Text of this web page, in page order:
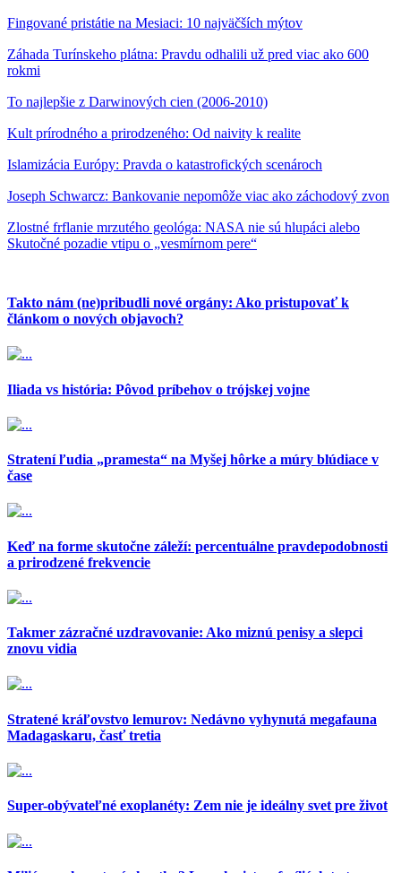
Fingované pristátie na Mesiaci: 10 najväčších mýtov
Záhada Turínskeho plátna: Pravdu odhalili už pred viac ako 600
rokmi
To najlepšie z Darwinových cien (2006-2010)
Kult prírodného a prirodzeného: Od naivity k realite
Islamizácia Európy: Pravda o katastrofických scenároch
Joseph Schwarcz: Bankovanie nepomôže viac ako záchodový zvon
Zlostné frflanie mrzutého geológa: NASA nie sú hlupáci alebo
Skutočné pozadie vtipu o „vesmírnom pere“
Takto nám (ne)pribudli nové orgány: Ako pristupovať k
článkom o nových objavoch?
Iliada vs história: Pôvod príbehov o trójskej vojne
Stratení ľudia „pramesta“ na Myšej hôrke a múry blúdiace v
čase
Keď na forme skutočne záleží: percentuálne pravdepodobnosti
a prirodzené frekvencie
Takmer zázračné uzdravovanie: Ako miznú penisy a slepci
znovu vidia
Stratené kráľovstvo lemurov: Nedávno vyhynutá megafauna
Madagaskaru, časť tretia
Super-obývateľné exoplanéty: Zem nie je ideálny svet pre život